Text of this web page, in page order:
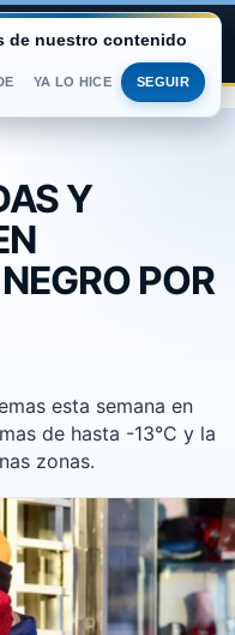
PORTAL
Y
POR
esta semana en
de hasta -13°C y la
zonas.
de nuestro contenido
YA LO HICE SEGUIR